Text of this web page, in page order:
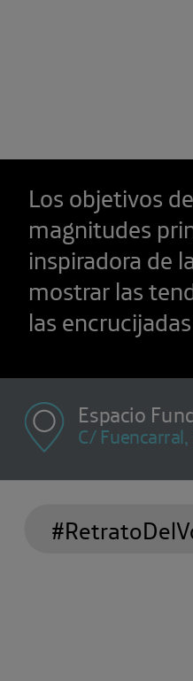
Los objetivos
magnitudes
inspiradora de
mostrar las
las
Espacio
C/